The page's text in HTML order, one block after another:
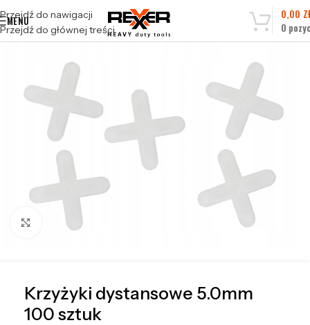
Przejdź do nawigacji
Przejdź do głównej treści
MENU
0
0,00
Kliknij, aby powiększyć
Krzyżyki dystansowe 5.0mm
100 sztuk